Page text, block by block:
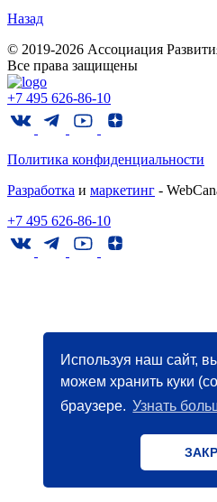
Используя наш сайт,
можем хранить куки
браузере. Узнать
Назад
© 2019-2026 Ассоциация
Все права защищены
+7 495 626-86-10
Политика конфиденциальности
Разработка и маркетинг -
+7 495 626-86-10